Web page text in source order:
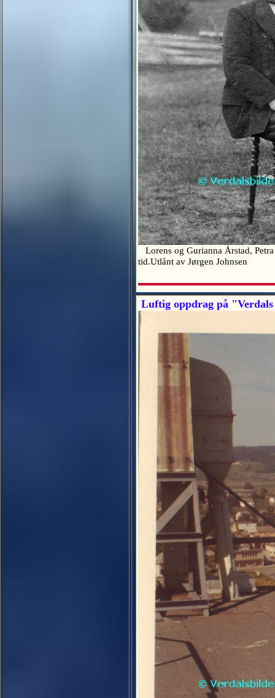
Lorens og Gurianna Årstad,
tid.Utlånt av Jørgen Johnsen
Luftig oppdrag på